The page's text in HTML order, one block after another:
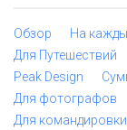
Обзор На
Для Путешествий
Peak Design
Для фотографов
Для командировки